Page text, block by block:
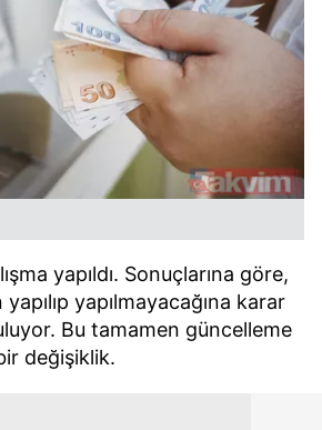
yapıldı. Sonuçlarına göre,
yapılmayacağına karar
Bu tamamen güncelleme
değişiklik.